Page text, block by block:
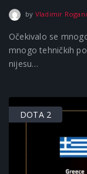
by Vladimir
Očekivalo se
mnogo tehničkih
nijesu…
DOTA 2